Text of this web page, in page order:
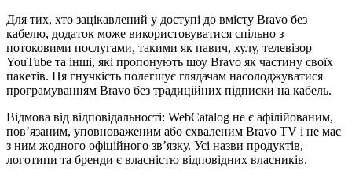
Для тих, хто зацікавлений у доступі до вмісту Bravo без
кабелю, додаток може використовуватися спільно з
потоковими послугами, такими як павич, хулу, телевізор
YouTube та інші, які пропонують шоу Bravo як частину своїх
пакетів. Ця гнучкість полегшує глядачам насолоджуватися
програмуванням Bravo без традиційних підписки на кабель.
Відмова від відповідальності: WebCatalog не є афілійованим,
пов’язаним, уповноваженим або схваленим Bravo TV і не має
з ним жодного офіційного зв’язку. Усі назви продуктів,
логотипи та бренди є власністю відповідних власників.